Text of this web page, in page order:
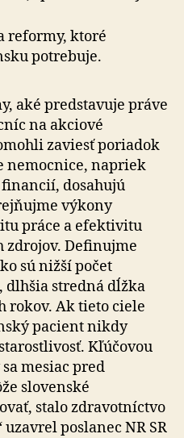
reformy, ktoré
potrebuje.
aké predstavuje práve
na akciové
zaviesť poriadok
nemocnice, napriek
dosahujú
výkony
práce a efektivitu
Definujme
sú nižší počet
stredná dĺžka
rokov. Ak tieto ciele
pacient nikdy
Kľúčovou
mesiac pred
slovenské
stalo zdravotníctvo
poslanec NR SR